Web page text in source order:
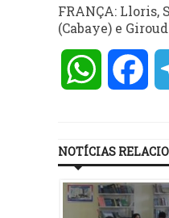
FRANÇA: Lloris,
(Cabaye) e
NOTÍCIAS